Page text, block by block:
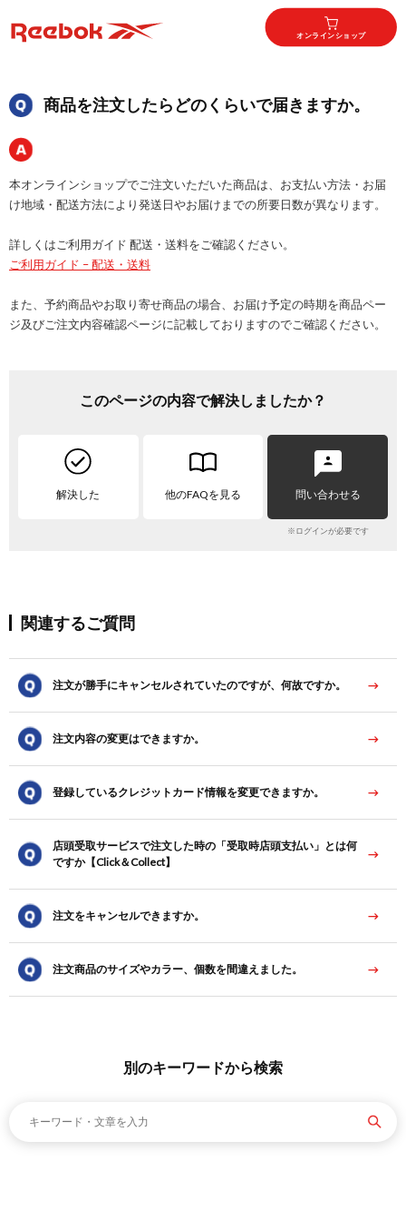
オンラインショップ
商品を注文したらどのくらいで届きますか。
本オンラインショップでご注文いただいた商品は、お支払い方法・お届
け地域・配送方法により発送日やお届けまでの所要日数が異なります。
詳しくはご利用ガイド 配送・送料をご確認ください。
ご利用ガイド – 配送・送料
また、予約商品やお取り寄せ商品の場合、お届け予定の時期を商品ペー
ジ及びご注文内容確認ページに記載しておりますのでご確認ください。
このページの内容で解決しましたか？
解決した 他のFAQを見る 問い合わせる
※ログインが必要です
関連するご質問
注文が勝手にキャンセルされていたのですが、何故ですか。
注文内容の変更はできますか。
登録しているクレジットカード情報を変更できますか。
店頭受取サービスで注文した時の「受取時店頭支払い」とは何
ですか【Click＆Collect】
注文をキャンセルできますか。
注文商品のサイズやカラー、個数を間違えました。
別のキーワードから検索